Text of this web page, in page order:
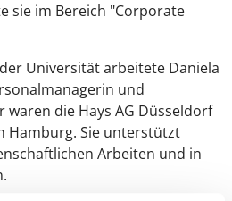
sie im Bereich "Corporate
Universität arbeitete Daniela
und
die Hays AG Düsseldorf
Hamburg. Sie unterstützt
Arbeiten und in